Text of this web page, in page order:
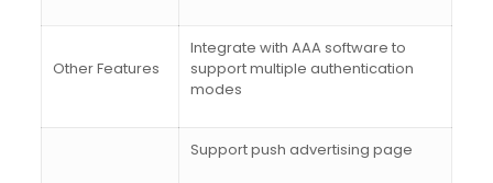
Other Features
Integrate with AAA software to
support multiple authentication
modes
Support push advertising page